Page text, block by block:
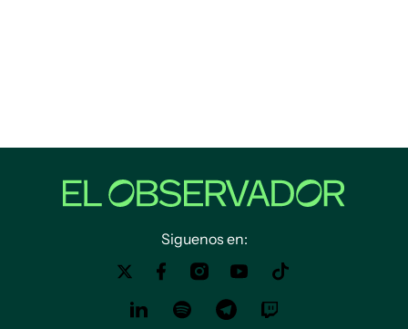
Siguenos en: